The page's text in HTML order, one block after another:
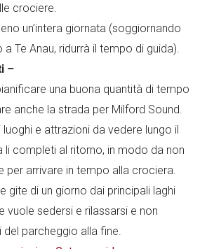
crociere.
un’intera giornata (soggiornando
Te Anau, ridurrà il tempo di guida).
–
una buona quantità di tempo
anche la strada per Milford Sound.
e attrazioni da vedere lungo il
li completi al ritorno, in modo da non
per arrivare in tempo alla crociera.
gite di un giorno dai principali laghi
vuole sedersi e rilassarsi e non
parcheggio alla fine.